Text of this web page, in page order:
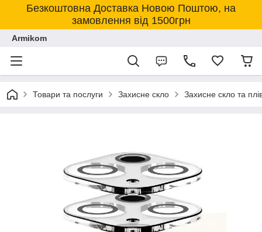
Безкоштовна Доставка Новою Поштою, на
замовлення від 1500грн
Armikom
Товари та послуги Захисне скло Захисне скло та